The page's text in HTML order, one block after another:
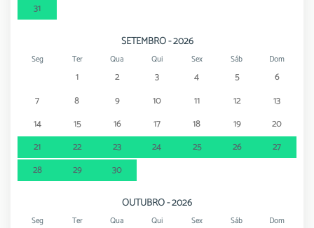
31
SETEMBRO - 2026
Seg Ter Qua Qui Sex Sáb Dom
1 2 3 4 5
6
7
8 9 10 11 12
13
14
15 16 17 18 19
20
21
22 23 24 25 26
27
28
29 30
OUTUBRO - 2026
Seg Ter Qua Qui Sex Sáb Dom